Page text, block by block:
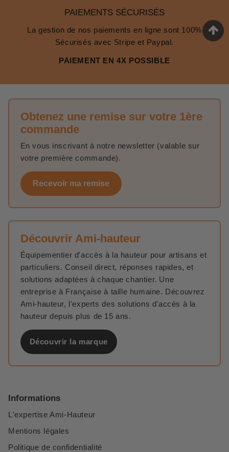
PAIEMENTS SÉCURISÉS
La gestion de nos paiements en ligne sont 100%
Sécurisés avec Stripe et Paypal.
PAIEMENT EN 4X POSSIBLE
Obtenez une remise sur votre 1ère
commande
En vous inscrivant à notre newsletter (valable sur
votre première commande).
Recevoir ma remise
Découvrir Ami-hauteur
Équipementier d'accès à la hauteur pour artisans et
particuliers. Conseil direct, réponses rapides, et
solutions adaptées à chaque chantier. Une
entreprise à Française à taille humaine. Découvrez
Ami-hauteur, l'experts des solutions d'accès à la
hauteur depuis plus de 15 ans.
Découvrir la marque
Informations
L'expertise Ami-Hauteur
Mentions légales
Politique de confidentialité